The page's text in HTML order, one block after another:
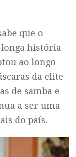
que o
longa história
ao longo
da elite
de samba e
a ser uma
do país.